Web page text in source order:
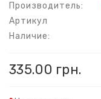
Производитель:
Артикул
Наличие:
335.00 грн.